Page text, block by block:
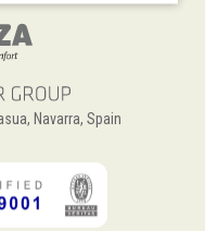
Navarra, Spain